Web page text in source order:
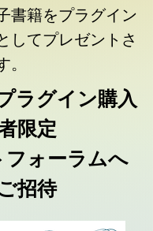
書籍をプラグイン
してプレゼントさ
ラグイン購入
限定
ォーラムへ
招待